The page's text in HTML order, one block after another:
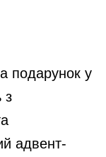
подарунок у
з
адвент-